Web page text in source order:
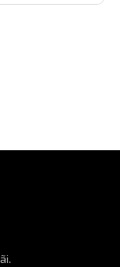
với nhu cầu sử